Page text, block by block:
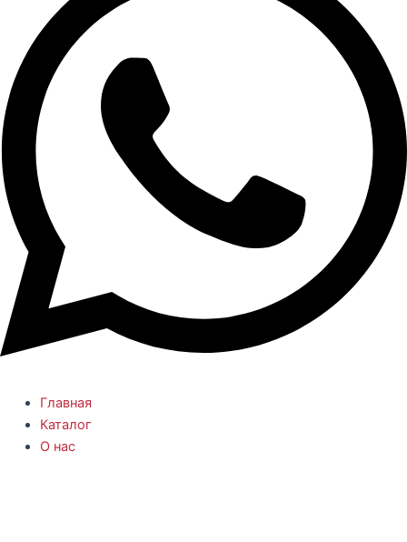
Главная
Каталог
О нас